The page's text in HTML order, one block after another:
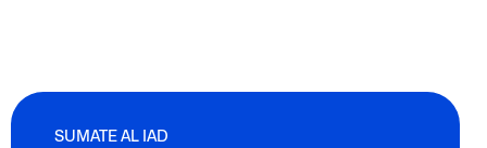
SUMATE AL IAD